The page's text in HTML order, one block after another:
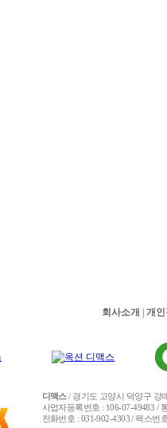
회사소개 개
디맥스/ 경기도 고양시 덕양구 강
사업자등록번호 : 106-07-49483 /
전화번호 : 031-902-4303 / 팩스번